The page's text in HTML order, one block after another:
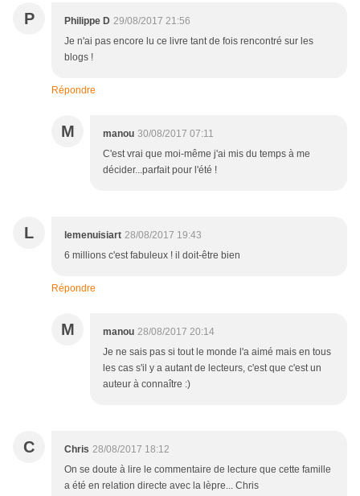
P Philippe D 29/08/2017 21:56
Je n'ai pas encore lu ce livre tant de fois rencontré sur les
blogs !
Répondre
M manou 30/08/2017 07:11
C'est vrai que moi-même j'ai mis du temps à me
décider...parfait pour l'été !
L lemenuisiart 28/08/2017 19:43
6 millions c'est fabuleux ! il doit-être bien
Répondre
M manou 28/08/2017 20:14
Je ne sais pas si tout le monde l'a aimé mais en tous
les cas s'il y a autant de lecteurs, c'est que c'est un
auteur à connaître :)
C Chris 28/08/2017 18:12
On se doute à lire le commentaire de lecture que cette famille
a été en relation directe avec la lèpre... Chris